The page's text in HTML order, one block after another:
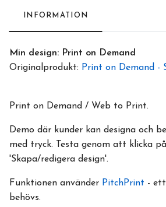
INFORMATION
Min design: Print on Demand
Originalprodukt: Print on Demand -
Print on Demand / Web to Print.
Demo där kunder kan designa och
med tryck. Testa genom att klicka
'Skapa/redigera design'.
Funktionen använder PitchPrint -
behövs.